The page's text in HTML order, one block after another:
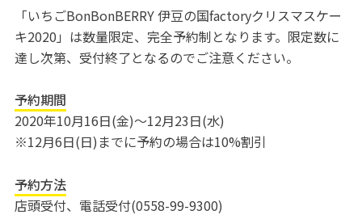
「いちごBonBonBERRY 伊豆の国factoryクリスマスケー
キ2020」は数量限定、完全予約制となります。限定数に
達し次第、受付終了となるのでご注意ください。
予約期間
2020年10月16日(金)～12月23日(水)
※12月6日(日)までに予約の場合は10%割引
予約方法
店頭受付、電話受付(0558-99-9300)